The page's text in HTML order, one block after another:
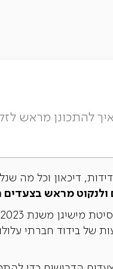
איך להתכונן מראש
ולנקוט מראש בצעדים
של חברות. ההשפעות של בידוד